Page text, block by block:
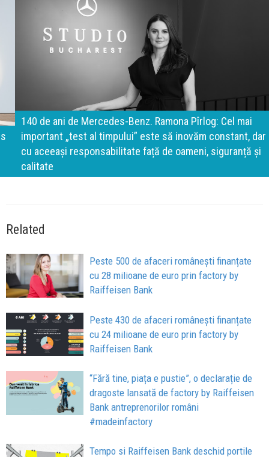
140 de ani de Mercedes-Benz. Ramona Pîrlog: Cel mai
important „test al timpului” este să inovăm constant, dar
cu aceeași responsabilitate față de oameni, siguranță și
calitate
Related
Peste 500 de afaceri românești finanțate
cu 28 milioane de euro prin factory by
Raiffeisen Bank
Peste 430 de afaceri românești finanțate
cu 24 milioane de euro prin factory by
Raiffeisen Bank
“Fără tine, piața e pustie”, o declarație de
dragoste lansată de factory by Raiffeisen
Bank antreprenorilor români
#madeinfactory
Tempo si Raiffeisen Bank deschid portile